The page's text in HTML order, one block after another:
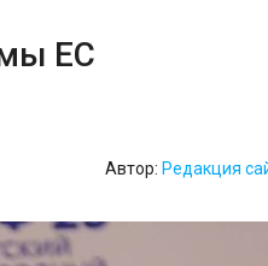
ЕС
Автор: Редакция